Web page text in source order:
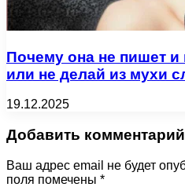
Почему она не пишет и
или не делай из мухи
19.12.2025
Добавить комментарий
Ваш адрес email не будет
поля помечены *